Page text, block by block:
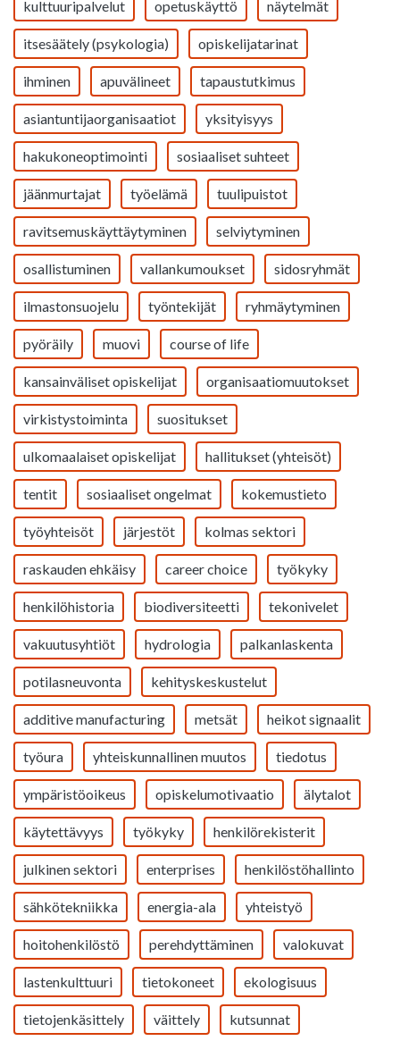
kulttuuripalvelut opetuskäyttö näytelmät
itsesäätely (psykologia) opiskelijatarinat
ihminen apuvälineet tapaustutkimus
asiantuntijaorganisaatiot yksityisyys
hakukoneoptimointi sosiaaliset suhteet
jäänmurtajat työelämä tuulipuistot
ravitsemuskäyttäytyminen selviytyminen
osallistuminen vallankumoukset sidosryhmät
ilmastonsuojelu työntekijät ryhmäytyminen
pyöräily muovi course of life
kansainväliset opiskelijat organisaatiomuutokset
virkistystoiminta suositukset
ulkomaalaiset opiskelijat hallitukset (yhteisöt)
tentit sosiaaliset ongelmat kokemustieto
työyhteisöt järjestöt kolmas sektori
raskauden ehkäisy career choice työkyky
henkilöhistoria biodiversiteetti tekonivelet
vakuutusyhtiöt hydrologia palkanlaskenta
potilasneuvonta kehityskeskustelut
additive manufacturing metsät heikot signaalit
työura yhteiskunnallinen muutos tiedotus
ympäristöoikeus opiskelumotivaatio älytalot
käytettävyys työkyky henkilörekisterit
julkinen sektori enterprises henkilöstöhallinto
sähkötekniikka energia-ala yhteistyö
hoitohenkilöstö perehdyttäminen valokuvat
lastenkulttuuri tietokoneet ekologisuus
tietojenkäsittely väittely kutsunnat